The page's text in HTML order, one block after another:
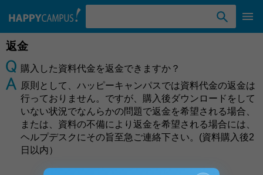
返金
購入した資料代金を返金できますか？
原則として、ハッピーキャンパスでは資料代金の返金は
行っておりません。ですが、購入後ダウンロードをして
いない状況でなんらかの問題で返金を希望される場合、
または、資料の不備により返金を希望される場合には、
ヘルプデスクにその旨至急ご連絡下さい。(資料購入後2
日以内）